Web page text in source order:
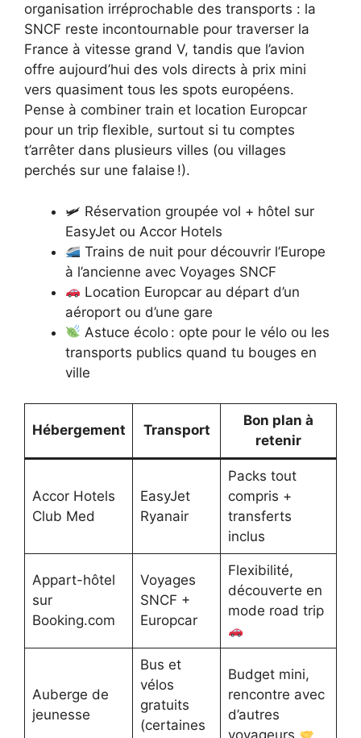
organisation irréprochable des transports : la
SNCF reste incontournable pour traverser la
France à vitesse grand V, tandis que l’avion
offre aujourd’hui des vols directs à prix mini
vers quasiment tous les spots européens.
Pense à combiner train et location Europcar
pour un trip flexible, surtout si tu comptes
t’arrêter dans plusieurs villes (ou villages
perchés sur une falaise !).
🛩 Réservation groupée vol + hôtel sur
EasyJet ou Accor Hotels
Trains de nuit pour découvrir l’Europe
à l’ancienne avec Voyages SNCF
Location Europcar au départ d’un
aéroport ou d’une gare
Astuce écolo : opte pour le vélo ou les
transports publics quand tu bouges en
ville
Hébergement Transport
Bon plan à
retenir
Accor Hotels
Club Med
EasyJet
Ryanair
Packs tout
compris +
transferts
inclus
Appart-hôtel
sur
Booking.com
Voyages
SNCF +
Europcar
Flexibilité,
découverte en
mode road trip
Auberge de
jeunesse
Bus et
vélos
gratuits
(certaines
Budget mini,
rencontre avec
d’autres